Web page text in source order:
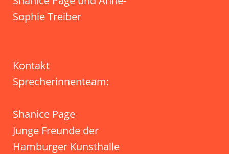
Sophie Treiber
Kontakt
Sprecherinnenteam:
Shanice Page
Junge Freunde der
Hamburger Kunsthalle